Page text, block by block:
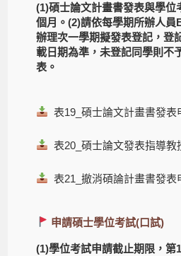
(1)碩士論文計畫書發表與學位
個月。(2)請依每學期所辦人員
辦理次一學期擬發表登記，登
載日期為準，未登記同學則不
表。
表19_碩士論文計畫書發表
表20_碩士論文發表指導教
表21_撤消碩論計畫書發表
申請碩士學位考試(口試)
(1)學位考試申請截止期限，第